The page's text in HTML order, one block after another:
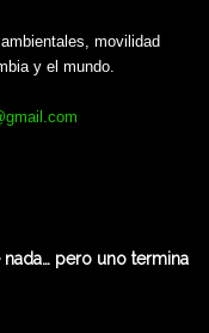
movilidad
y el mundo.
pero uno termina